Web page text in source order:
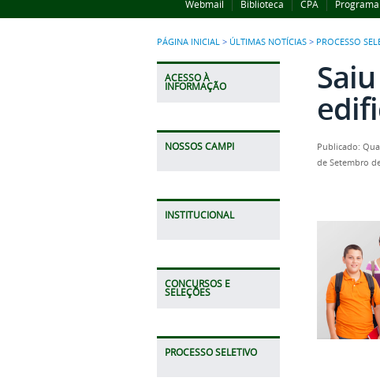
Webmail Biblioteca CPA
PÁGINA INICIAL > ÚLTIMAS NOTÍCIAS > PROCESSO
ACESSO À
INFORMAÇÃO
NOSSOS CAMPI
INSTITUCIONAL
CONCURSOS E
SELEÇÕES
PROCESSO SELETIVO
Publicado:
de Setembro